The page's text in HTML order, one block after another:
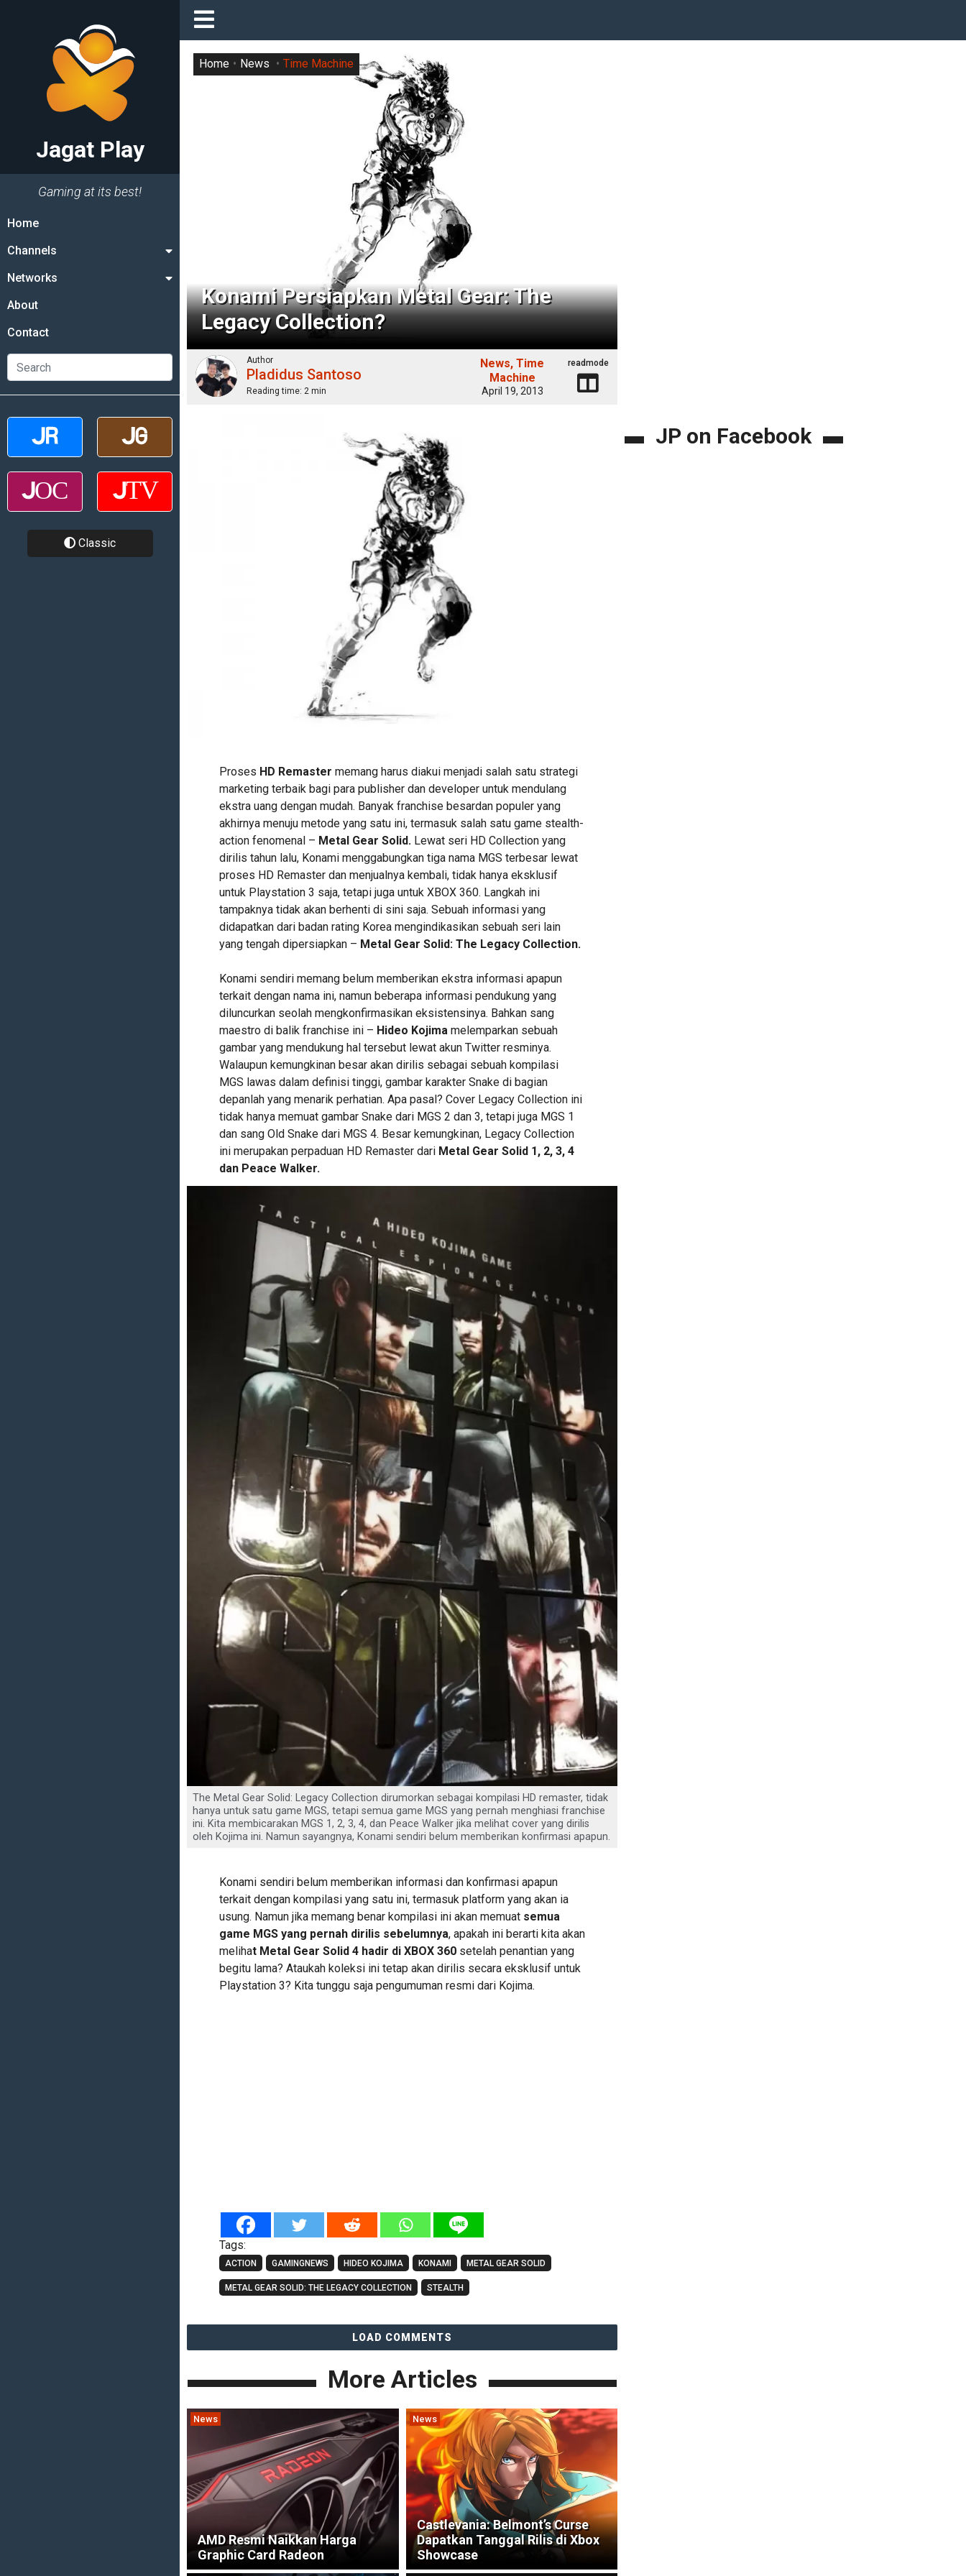
Jagat Play
Gaming at its best!
Home
Channels
Networks
About
Contact
Classic
Konami Persiapkan Metal Gear: The
Legacy Collection?
Home News Time Machine
Author
Pladidus Santoso
Reading time: 2 min
News Time
Machine
April 19, 2013
readmode
Proses HD Remaster memang harus diakui menjadi salah satu strategi
marketing terbaik bagi para publisher dan developer untuk mendulang
ekstra uang dengan mudah. Banyak franchise besardan populer yang
akhirnya menuju metode yang satu ini, termasuk salah satu game stealth-
action fenomenal – Metal Gear Solid.Lewat seri HD Collection yang
dirilis tahun lalu, Konami menggabungkan tiga nama MGS terbesar lewat
proses HD Remaster dan menjualnya kembali, tidak hanya eksklusif
untuk Playstation 3 saja, tetapi juga untuk XBOX 360. Langkah ini
tampaknya tidak akan berhenti di sini saja. Sebuah informasi yang
didapatkan dari badan rating Korea mengindikasikan sebuah seri lain
yang tengah dipersiapkan – Metal Gear Solid: The Legacy Collection.
Konami sendiri memang belum memberikan ekstra informasi apapun
terkait dengan nama ini, namun beberapa informasi pendukung yang
diluncurkan seolah mengkonfirmasikan eksistensinya. Bahkan sang
maestro di balik franchise ini – Hideo Kojimamelemparkan sebuah
gambar yang mendukung hal tersebut lewat akun Twitter resminya.
Walaupun kemungkinan besar akan dirilis sebagai sebuah kompilasi
MGS lawas dalam definisi tinggi, gambar karakter Snake di bagian
depanlah yang menarik perhatian. Apa pasal? Cover Legacy Collection ini
tidak hanya memuat gambar Snake dari MGS 2 dan 3, tetapi juga MGS 1
dan sang Old Snake dari MGS 4. Besar kemungkinan, Legacy Collection
ini merupakan perpaduan HD Remaster dari Metal Gear Solid 1, 2, 3, 4
dan Peace Walker.
The Metal Gear Solid: Legacy Collection dirumorkan sebagai kompilasi HD remaster, tidak
hanya untuk satu game MGS, tetapi semua game MGS yang pernah menghiasi franchise
ini. Kita membicarakan MGS 1, 2, 3, 4, dan Peace Walker jika melihat cover yang dirilis
oleh Kojima ini. Namun sayangnya, Konami sendiri belum memberikan konfirmasi apapun.
Konami sendiri belum memberikan informasi dan konfirmasi apapun
terkait dengan kompilasi yang satu ini, termasuk platform yang akan ia
usung. Namun jika memang benar kompilasi ini akan memuatsemua
game MGS yang pernah dirilis sebelumnya, apakah ini berarti kita akan
melihat Metal Gear Solid 4 hadir di XBOX 360setelah penantian yang
begitu lama? Ataukah koleksi ini tetap akan dirilis secara eksklusif untuk
Playstation 3? Kita tunggu saja pengumuman resmi dari Kojima.
Tags:
ACTION GAMINGNEWS HIDEO KOJIMA KONAMI METAL GEAR SOLID
METAL GEAR SOLID: THE LEGACY COLLECTION STEALTH
LOAD COMMENTS
More Articles
News
AMD Resmi Naikkan Harga
Graphic Card Radeon
News
Castlevania: Belmont’s Curse
Dapatkan Tanggal Rilis di Xbox
Showcase
JP on Facebook